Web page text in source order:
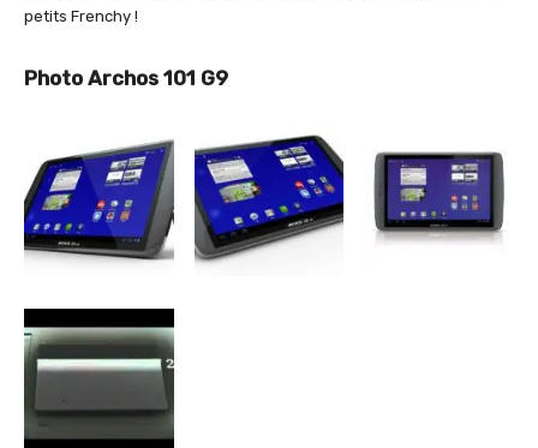
petits Frenchy !
Photo Archos 101 G9